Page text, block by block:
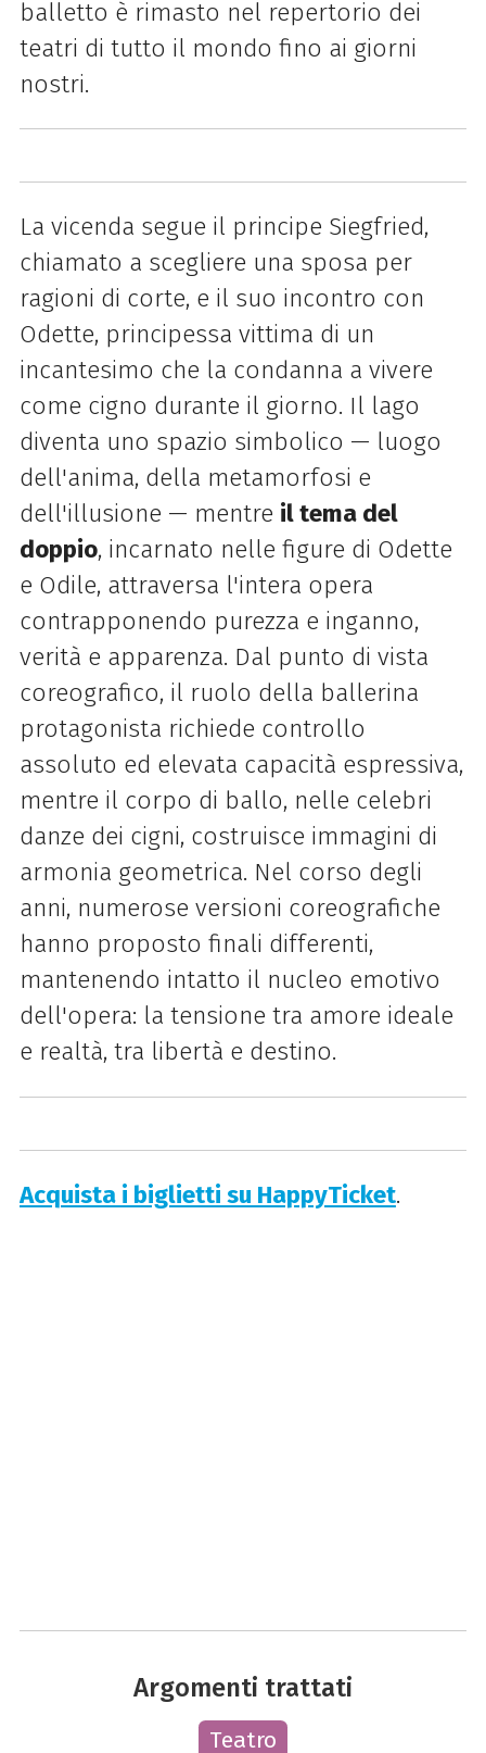
balletto è rimasto nel repertorio dei
teatri di tutto il mondo fino ai giorni
nostri.
La vicenda segue il principe Siegfried,
chiamato a scegliere una sposa per
ragioni di corte, e il suo incontro con
Odette, principessa vittima di un
incantesimo che la condanna a vivere
come cigno durante il giorno. Il lago
diventa uno spazio simbolico — luogo
dell'anima, della metamorfosi e
dell'illusione — mentre il tema del
doppio, incarnato nelle figure di Odette
e Odile, attraversa l'intera opera
contrapponendo purezza e inganno,
verità e apparenza. Dal punto di vista
coreografico, il ruolo della ballerina
protagonista richiede controllo
assoluto ed elevata capacità espressiva,
mentre il corpo di ballo, nelle celebri
danze dei cigni, costruisce immagini di
armonia geometrica. Nel corso degli
anni, numerose versioni coreografiche
hanno proposto finali differenti,
mantenendo intatto il nucleo emotivo
dell'opera: la tensione tra amore ideale
e realtà, tra libertà e destino.
Acquista i biglietti su HappyTicket.
Argomenti trattati
Teatro